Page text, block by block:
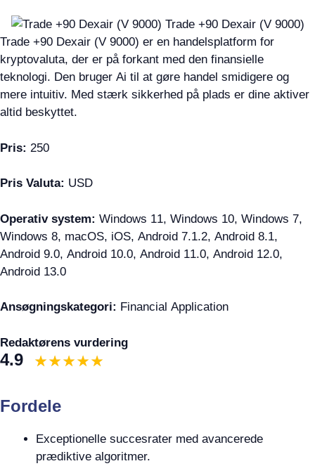
Trade +90 Dexair (V 9000) er en handelsplatform for
kryptovaluta, der er på forkant med den finansielle
teknologi. Den bruger Ai til at gøre handel smidigere og
mere intuitiv. Med stærk sikkerhed på plads er dine aktiver
altid beskyttet.
Pris: 250
Pris Valuta: USD
Operativ system: Windows 11, Windows 10, Windows 7,
Windows 8, macOS, iOS, Android 7.1.2, Android 8.1,
Android 9.0, Android 10.0, Android 11.0, Android 12.0,
Android 13.0
Ansøgningskategori: Financial Application
Redaktørens vurdering
4.9
Fordele
Exceptionelle succesrater med avancerede
prædiktive algoritmer.